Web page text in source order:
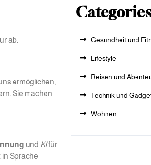
ab.
ermöglichen,
Sie machen
und KIfür
in Sprache
Categories
Gesundheit und
Lifestyle
Reisen und
Technik und
Wohnen